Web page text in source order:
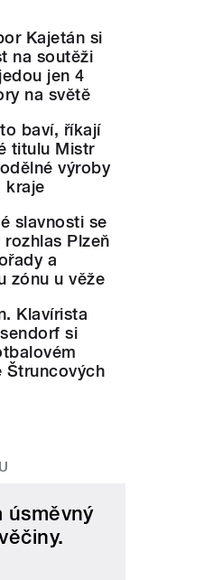
Kajetán si
na soutěži
jen 4
na světě
baví, říkají
titulu Mistr
výroby
kraje
slavnosti se
Plzeň
a
zónu u věže
Klavírista
si
Štruncových
úsměvný